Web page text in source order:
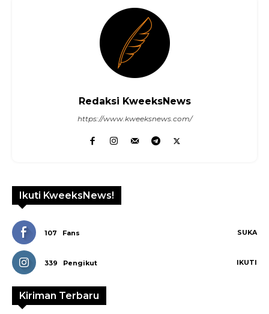
Redaksi KweeksNews
https://www.kweeksnews.com/
Ikuti KweeksNews!
107 Fans SUKA
339 Pengikut IKUTI
Kiriman Terbaru